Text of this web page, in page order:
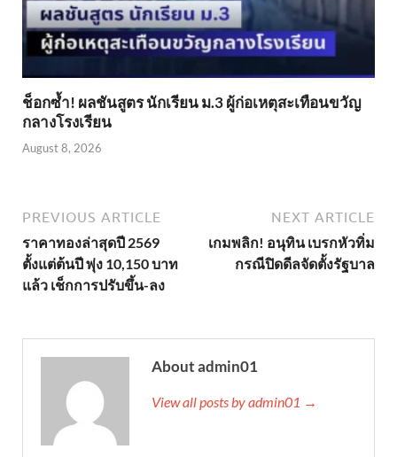
ช็อกซ้ำ! ผลชันสูตร นักเรียน ม.3 ผู้ก่อเหตุสะเทือนขวัญ
กลางโรงเรียน
August 8, 2026
PREVIOUS ARTICLE
ราคาทองล่าสุดปี 2569
ตั้งแต่ต้นปี พุ่ง 10,150 บาท
แล้ว เช็กการปรับขึ้น-ลง
NEXT ARTICLE
เกมพลิก! อนุทิน เบรกหัวทิ่ม
กรณีปิดดีลจัดตั้งรัฐบาล
About admin01
View all posts by admin01 →